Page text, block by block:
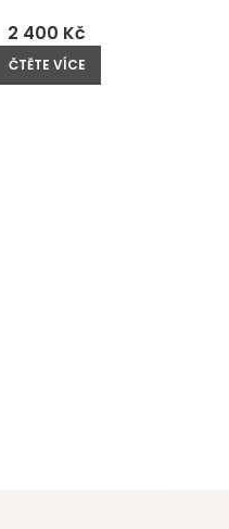
2 400 Kč
ČTĚTE VÍCE